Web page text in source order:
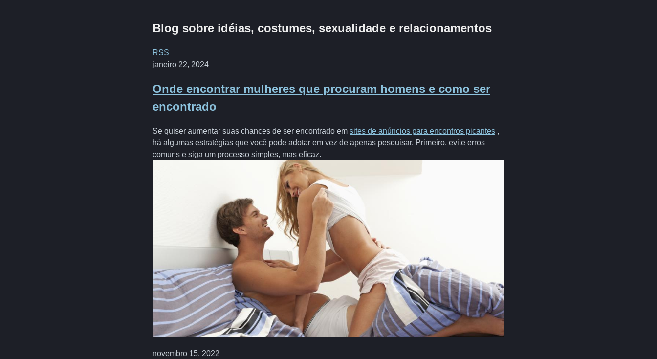
Blog sobre idéias, costumes, sexualidade e relacionamentos
RSS
janeiro 22, 2024
Onde encontrar mulheres que procuram homens e como ser
encontrado
Se quiser aumentar suas chances de ser encontrado em sites de anúncios para encontros picantes ,
há algumas estratégias que você pode adotar em vez de apenas pesquisar. Primeiro, evite erros
comuns e siga um processo simples, mas eficaz.
novembro 15, 2022